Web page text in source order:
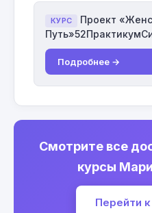
КУРС
Проект
Подробнее →
Смотрите все
курсы
Перейти